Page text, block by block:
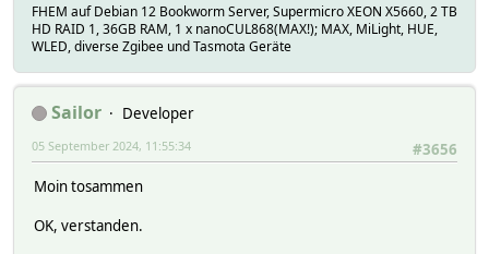
FHEM auf Debian 12 Bookworm Server, Supermicro XEON X5660, 2 TB
HD RAID 1, 36GB RAM, 1 x nanoCUL868(MAX!); MAX, MiLight, HUE,
WLED, diverse Zgibee und Tasmota Geräte
Sailor
Developer
#3656
05 September 2024, 11:55:34
Moin tosammen
OK, verstanden.